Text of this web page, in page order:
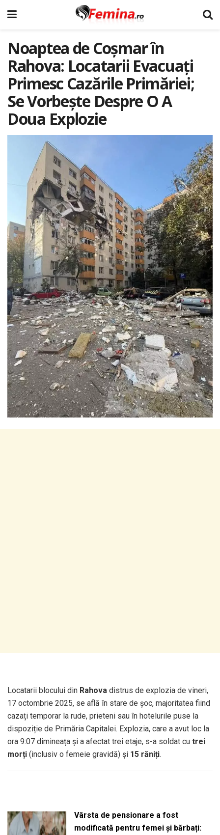
Noaptea de Coșmar în
Rahova: Locatarii Evacuați
Primesc Cazările Primăriei;
Se Vorbește Despre O A
Doua Explozie
Locatarii blocului din Rahova distrus de explozia de vineri,
17 octombrie 2025, se află în stare de șoc, majoritatea fiind
cazați temporar la rude, prieteni sau în hotelurile puse la
dispoziție de Primăria Capitalei. Explozia, care a avut loc la
ora 9:07 dimineața și a afectat trei etaje, s-a soldat cu trei
morți (inclusiv o femeie gravidă) și 15 răniți.
Vârsta de pensionare a fost
modificată pentru femei și bărbați: